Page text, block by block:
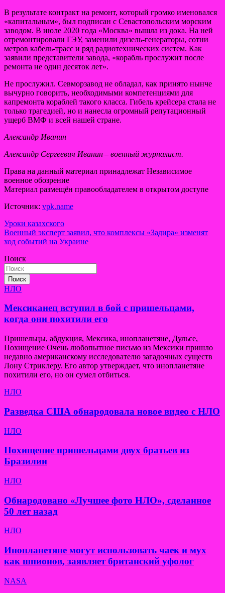
В результате контракт на ремонт, который громко именовался
«капитальным», был подписан с Севастопольским морским
заводом. В июле 2020 года «Москва» вышла из дока. На ней
отремонтировали ГЭУ, заменили дизель-генераторы, сотни
метров кабель-трасс и ряд радиотехнических систем. Как
заявили представители завода, «корабль прослужит после
ремонта не один десяток лет».
Не прослужил. Севморзавод не обладал, как принято нынче
вычурно говорить, необходимыми компетенциями для
капремонта кораблей такого класса. Гибель крейсера стала не
только трагедией, но и нанесла огромный репутационный
ущерб ВМФ и всей нашей стране.
Александр Иванин
Александр Сергеевич Иванин – военный журналист.
Права на данный материал принадлежат Независимое
военное обозрение
Материал размещён правообладателем в открытом доступе
Источник: vpk.name
Навигация
по
Уроки казахского
Военный эксперт заявил, что комплексы «Задира» изменят
ход событий на Украине
Поиск
Поиск
НЛО
Мексиканец вступил в бой с пришельцами,
когда они похитили его
Пришельцы, абдукция, Мексика, инопланетяне, Дульсе,
Похищение Очень любопытное письмо из Мексики пришло
недавно американскому исследователю загадочных существ
Лону Стриклеру. Его автор утверждает, что инопланетяне
похитили его, но он сумел отбиться.
НЛО
Разведка США обнародовала новое видео с НЛО
НЛО
Похищение пришельцами двух братьев из
Бразилии
НЛО
Обнародовано «Лучшее фото НЛО», сделанное
50 лет назад
НЛО
Инопланетяне могут использовать чаек и мух
как шпионов, заявляет британский уфолог
NASA